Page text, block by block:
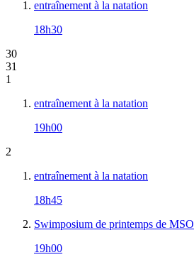
entraînement à la natation
18h30
30
31
1
entraînement à la natation
19h00
2
entraînement à la natation
18h45
Swimposium de printemps de MSO
19h00